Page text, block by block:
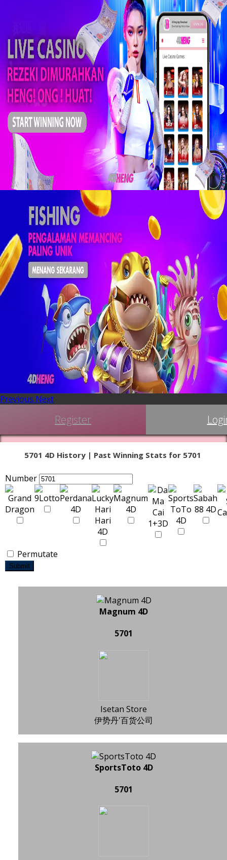
Previous Next
Register
5701 4D History | Past Winning Stats for 5701
Number
Permutate
Submit
Magnum 4D
5701
Isetan Store
伊势丹'百货公司
SportsToto 4D
5701